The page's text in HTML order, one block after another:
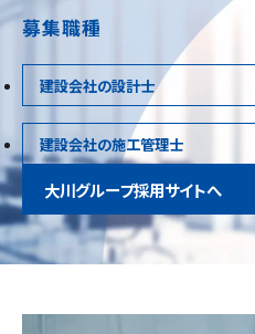
募集職種
建設会社の設計士
建設会社の施工管理士
大川グループ採用サイトへ